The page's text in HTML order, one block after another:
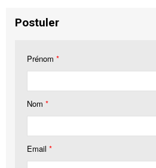
Postuler
Prénom *
Nom *
Email *